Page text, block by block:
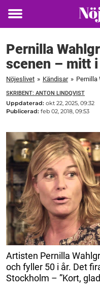
Toggle
Pernilla
scenen – mitt
Nöjeslivet » Kändisar »
SKRIBENT: ANTON LINDQVIST
Uppdaterad: okt 22, 2025, 09:32
Publicerad: feb 02, 2018, 09:53
Artisten Pernilla
och fyller 50 i år. Det
Stockholm – ”Kort,